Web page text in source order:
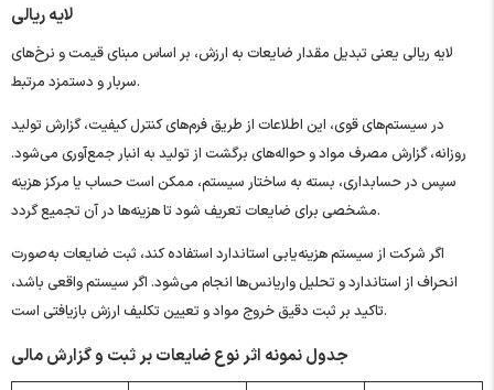
لایه ریالی
لایه ریالی یعنی تبدیل مقدار ضایعات به ارزش، بر اساس مبنای قیمت و نرخ‌های
سربار و دستمزد مرتبط.
در سیستم‌های قوی، این اطلاعات از طریق فرم‌های کنترل کیفیت، گزارش تولید
روزانه، گزارش مصرف مواد و حواله‌های برگشت از تولید به انبار جمع‌آوری می‌شود.
سپس در حسابداری، بسته به ساختار سیستم، ممکن است حساب یا مرکز هزینه
مشخصی برای ضایعات تعریف شود تا هزینه‌ها در آن تجمیع گردد.
اگر شرکت از سیستم هزینه‌یابی استاندارد استفاده کند، ثبت ضایعات به‌صورت
انحراف از استاندارد و تحلیل واریانس‌ها انجام می‌شود. اگر سیستم واقعی باشد،
تاکید بر ثبت دقیق خروج مواد و تعیین تکلیف ارزش بازیافتی است.
جدول نمونه اثر نوع ضایعات بر ثبت و گزارش مالی